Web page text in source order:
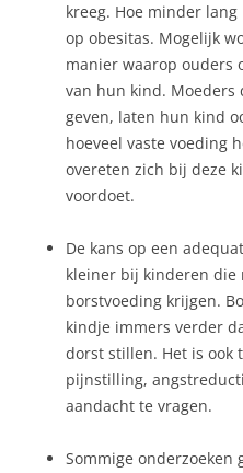
kreeg. Hoe minder
op obesitas. Mogelijk
manier waarop ouders
van hun kind. Moeders
geven, laten hun kind
hoeveel vaste voeding
overeten zich bij deze
voordoet.
De kans op een
kleiner bij kinderen die
borstvoeding krijgen.
kindje immers verder
dorst stillen. Het is ook
pijnstilling,
aandacht te vragen.
Sommige onderzoeken